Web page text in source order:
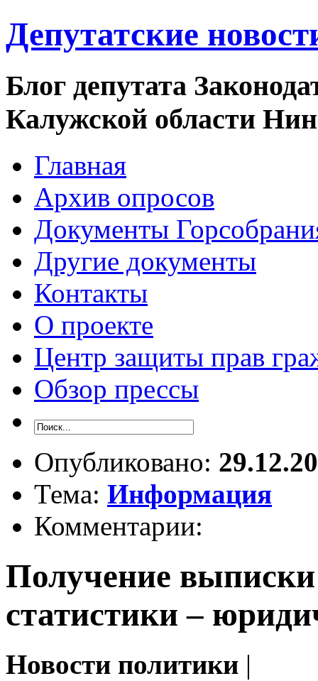
Депутатские
Блог депутата
Калужской области
Главная
Архив опросов
Документы
Другие документы
Контакты
О проекте
Центр защиты прав
Обзор прессы
Опубликовано:
Тема: Информация
Комментарии:
Получение
статистики –
Новости политики |